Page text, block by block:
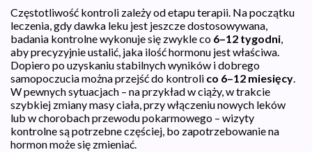
Częstotliwość kontroli zależy od etapu terapii. Na początku
leczenia, gdy dawka leku jest jeszcze dostosowywana,
badania kontrolne wykonuje się zwykle co 6–12 tygodni,
aby precyzyjnie ustalić, jaka ilość hormonu jest właściwa.
Dopiero po uzyskaniu stabilnych wyników i dobrego
samopoczucia można przejść do kontroli co 6–12 miesięcy.
W pewnych sytuacjach – na przykład w ciąży, w trakcie
szybkiej zmiany masy ciała, przy włączeniu nowych leków
lub w chorobach przewodu pokarmowego – wizyty
kontrolne są potrzebne częściej, bo zapotrzebowanie na
hormon może się zmieniać.